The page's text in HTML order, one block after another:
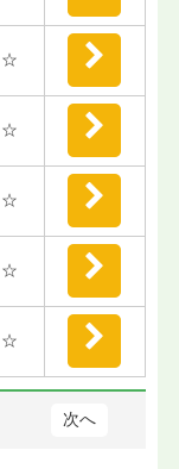
☆
☆
☆
☆
☆
次へ